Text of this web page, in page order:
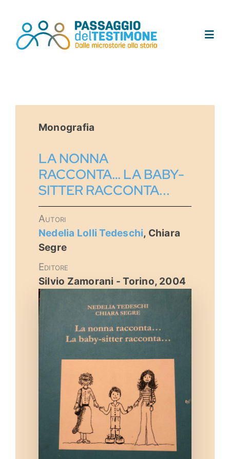
contenuto
Eventi e notizie
Monografia
LA NONNA
RACCONTA… LA BABY-
SITTER RACCONTA...
Autori
Nedelia Lolli Tedeschi, Chiara
Segre
Editore
Silvio Zamorani - Torino, 2004